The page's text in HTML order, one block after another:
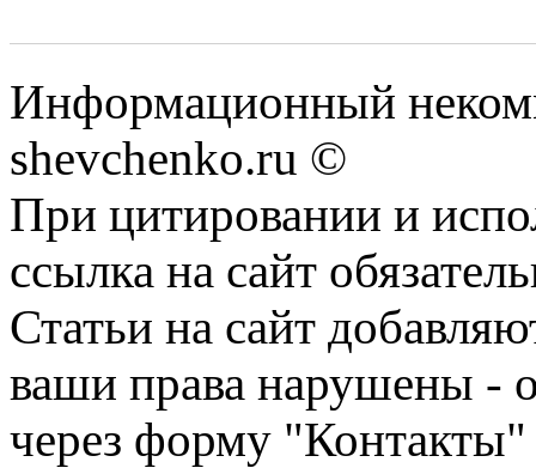
Информационный
shevchenko.ru ©
При цитировании и
ссылка на сайт
Статьи на сайт
ваши права нарушены -
через форму "Контакты"